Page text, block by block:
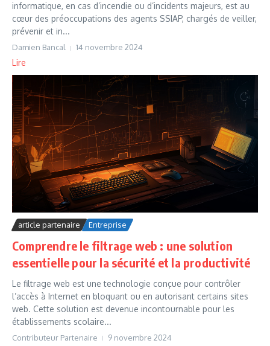
informatique, en cas d’incendie ou d’incidents majeurs, est au
cœur des préoccupations des agents SSIAP, chargés de veiller,
prévenir et in...
Damien Bancal 14 novembre 2024
Lire
article partenaire Entreprise
Comprendre le filtrage web : une solution
essentielle pour la sécurité et la productivité
Le filtrage web est une technologie conçue pour contrôler
l’accès à Internet en bloquant ou en autorisant certains sites
web. Cette solution est devenue incontournable pour les
établissements scolaire...
Contributeur Partenaire 9 novembre 2024